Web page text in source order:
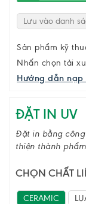
Lưu vào danh
Sản phẩm kỹ
Nhấn chọn tải
Hướng dẫn nạp
ĐẶT IN UV
Đặt in bằng
thiện thành
CHỌN CHẤT
CERAMIC